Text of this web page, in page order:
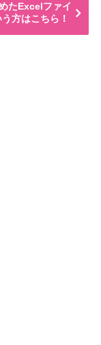
たExcelファイ
方はこちら！